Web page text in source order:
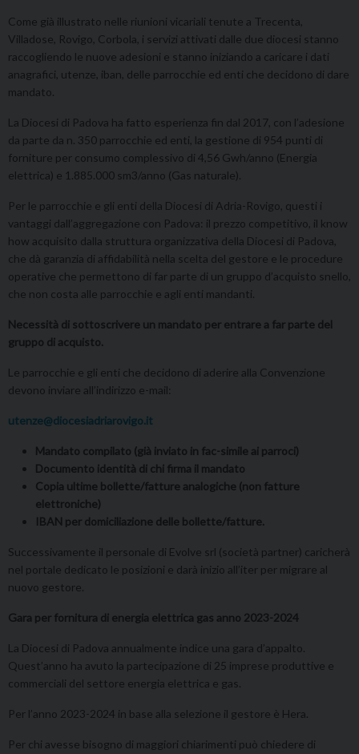
Come già illustrato nelle riunioni vicariali tenute a Trecenta,
Villadose, Rovigo, Corbola, i servizi attivati dalle due diocesi stanno
raccogliendo le nuove adesioni e stanno iniziando a caricare i dati
anagrafici, utenze, iban, delle parrocchie ed enti che decidono di dare
mandato.
La Diocesi di Padova ha fatto esperienza fin dal 2017, con l’adesione
da parte da n. 350 parrocchie ed enti, la gestione di 954 punti di
forniture per consumo complessivo di 4,56 Gwh/anno (Energia
elettrica) e 1.885.000 sm3/anno (Gas naturale).
Per le parrocchie e gli enti della Diocesi di Adria-Rovigo, questi i
vantaggi dall’aggregazione con Padova: il prezzo competitivo, il know
how acquisito dalla struttura organizzativa della Diocesi di Padova,
che dà garanzia di affidabilità nella scelta del gestore e le procedure
operative che permettono di far parte di un gruppo d’acquisto snello,
che non costa alle parrocchie e agli enti mandanti.
Necessità di sottoscrivere un mandato per entrare a far parte del
gruppo di acquisto.
Le parrocchie e gli enti che decidono di aderire alla Convenzione
devono inviare all’indirizzo e-mail:
utenze@diocesiadriarovigo.it
Mandato compilato (già inviato in fac-simile ai parroci)
Documento identità di chi firma il mandato
Copia ultime bollette/fatture analogiche (non fatture
elettroniche)
IBAN per domiciliazione delle bollette/fatture.
Successivamente il personale di Evolve srl (società partner) caricherà
nel portale dedicato le posizioni e darà inizio all’iter per migrare al
nuovo gestore.
Gara per fornitura di energia elettrica gas anno 2023-2024
La Diocesi di Padova annualmente indice una gara d’appalto.
Quest’anno ha avuto la partecipazione di 25 imprese produttive e
commerciali del settore energia elettrica e gas.
Per l’anno 2023-2024 in base alla selezione il gestore è Hera.
Per chi avesse bisogno di maggiori chiarimenti può chiedere di